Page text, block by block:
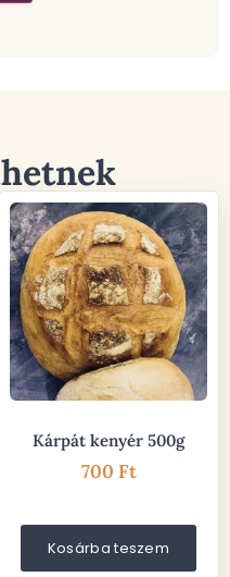
Kárpát kenyér 500g
700 Ft
Kosárba teszem